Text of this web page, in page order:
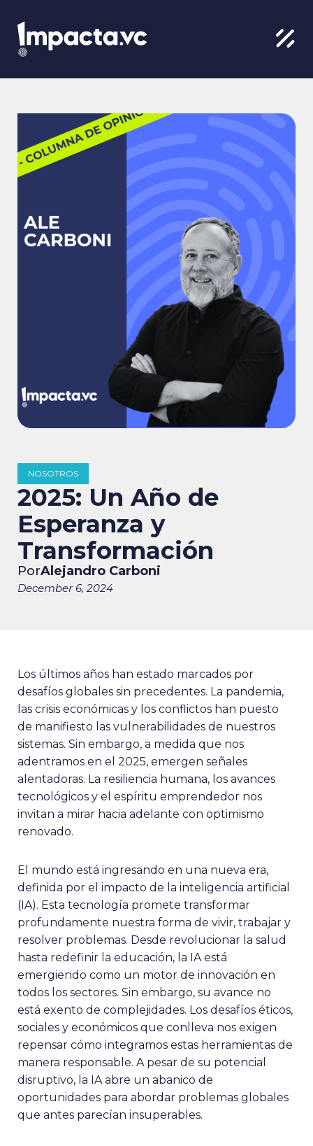
NOSOTROS
2025: Un Año de
Esperanza y
Transformación
PorAlejandro Carboni
December 6, 2024
Los últimos años han estado marcados por
desafíos globales sin precedentes. La pandemia,
las crisis económicas y los conflictos han puesto
de manifiesto las vulnerabilidades de nuestros
sistemas. Sin embargo, a medida que nos
adentramos en el 2025, emergen señales
alentadoras. La resiliencia humana, los avances
tecnológicos y el espíritu emprendedor nos
invitan a mirar hacia adelante con optimismo
renovado.
El mundo está ingresando en una nueva era,
definida por el impacto de la inteligencia artificial
(IA). Esta tecnología promete transformar
profundamente nuestra forma de vivir, trabajar y
resolver problemas. Desde revolucionar la salud
hasta redefinir la educación, la IA está
emergiendo como un motor de innovación en
todos los sectores. Sin embargo, su avance no
está exento de complejidades. Los desafíos éticos,
sociales y económicos que conlleva nos exigen
repensar cómo integramos estas herramientas de
manera responsable. A pesar de su potencial
disruptivo, la IA abre un abanico de
oportunidades para abordar problemas globales
que antes parecían insuperables.